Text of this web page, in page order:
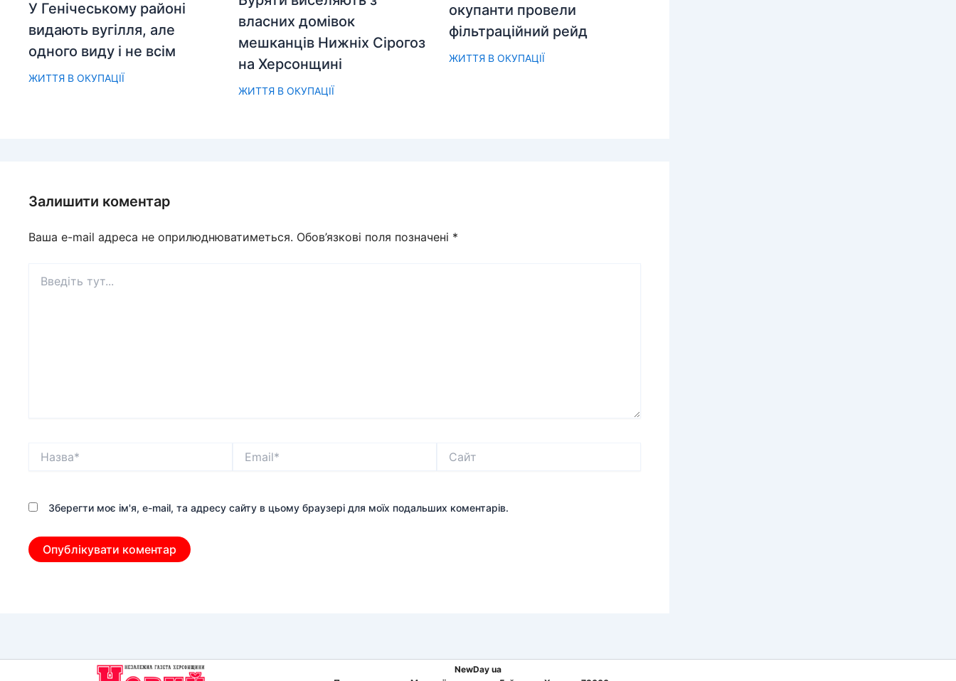
У Генічеському районі
видають вугілля, але
одного виду і не всім
ЖИТТЯ В ОКУПАЦІЇ
власних домівок
мешканців Нижніх Сірогоз
на Херсонщині
ЖИТТЯ В ОКУПАЦІЇ
окупанти провели
фільтраційний рейд
ЖИТТЯ В ОКУПАЦІЇ
Залишити коментар
Ваша e-mail адреса не оприлюднюватиметься. Обов’язкові поля позначені *
тут...
Зберегти моє ім'я, e-mail, та адресу сайту в цьому браузері для моїх подальших коментарів.
NewDay ua